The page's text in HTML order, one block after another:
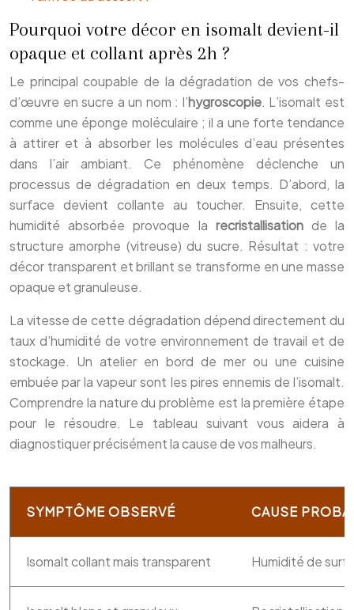
Pourquoi votre décor en isomalt devient-il
opaque et collant après 2h ?
Le principal coupable de la dégradation de vos chefs-
d’œuvre en sucre a un nom : l’hygroscopie. L’isomalt est
comme une éponge moléculaire ; il a une forte tendance
à attirer et à absorber les molécules d’eau présentes
dans l’air ambiant. Ce phénomène déclenche un
processus de dégradation en deux temps. D’abord, la
surface devient collante au toucher. Ensuite, cette
humidité absorbée provoque la recristallisationde la
structure amorphe (vitreuse) du sucre. Résultat : votre
décor transparent et brillant se transforme en une masse
opaque et granuleuse.
La vitesse de cette dégradation dépend directement du
taux d’humidité de votre environnement de travail et de
stockage. Un atelier en bord de mer ou une cuisine
embuée par la vapeur sont les pires ennemis de l’isomalt.
Comprendre la nature du problème est la première étape
pour le résoudre. Le tableau suivant vous aidera à
diagnostiquer précisément la cause de vos malheurs.
SYMPTÔME OBSERVÉ CAUSE
Isomalt collant mais transparent Humidité de